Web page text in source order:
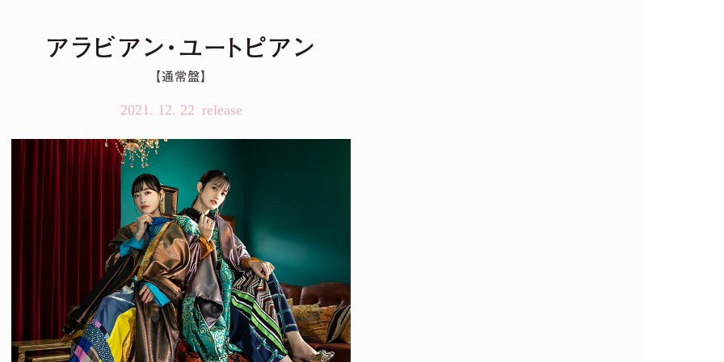
world
4月22日（水）発売決定！
（Tomggg Remix）
Remix）
Remix）
KOTONOHOUSE Remix）
アラビアン・ユートピアン
【通常盤】
2021. 12. 22